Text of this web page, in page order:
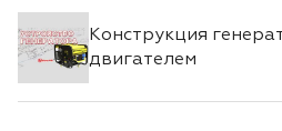
Конструкция
двигателем